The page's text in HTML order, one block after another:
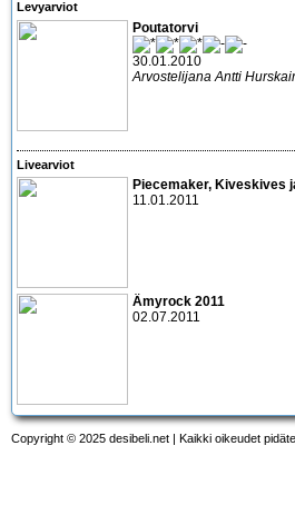
Levyarviot
Poutatorvi
30.01.2010
Arvostelijana Antti
Livearviot
Piecemaker, Kiveskives
11.01.2011
Ämyrock 2011
02.07.2011
Copyright © 2025 desibeli.net | Kaikki oikeudet